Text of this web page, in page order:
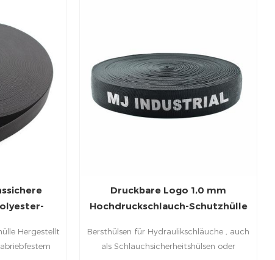
Hergestellt
Druckbare Logo 1,0 mm
Hochdruckschlauch-Schutzhülle
Bersthülsen für Hydraulikschläuche , auch
als Schlauchsicherheitshülsen oder